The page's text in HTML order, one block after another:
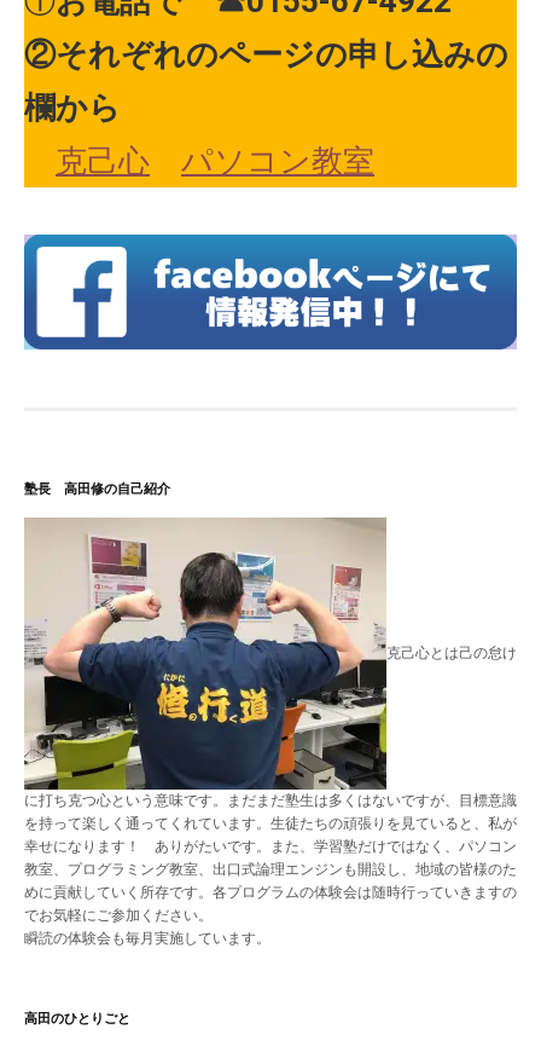
②それぞれのページの申し込みの
欄から
克己心
パソコン教室
塾長 高田修の自己紹介
克己心とは己の怠け
に打ち克つ心という意味です。まだまだ塾生は多くはないですが、目標意識
を持って楽しく通ってくれています。生徒たちの頑張りを見ていると、私が
幸せになります！ ありがたいです。また、学習塾だけではなく、パソコン
教室、プログラミング教室、出口式論理エンジンも開設し、地域の皆様のた
めに貢献していく所存です。各プログラムの体験会は随時行っていきますの
でお気軽にご参加ください。
瞬読の体験会も毎月実施しています。
高田のひとりごと